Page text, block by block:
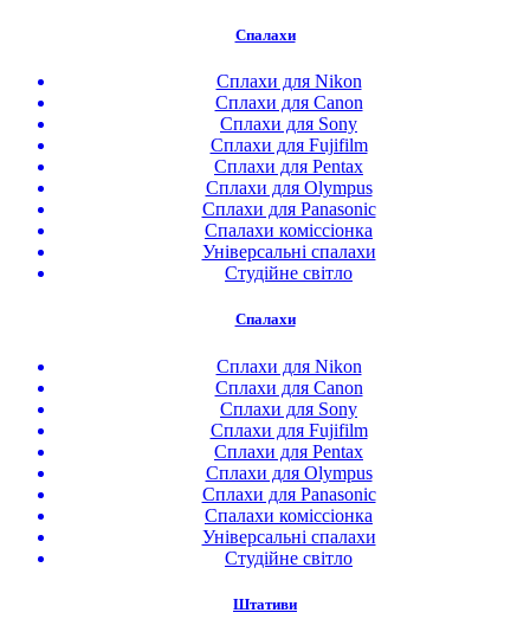
Спалахи
Сплахи для Nikon
Сплахи для Canon
Сплахи для Sony
Сплахи для Fujifilm
Сплахи для Pentax
Сплахи для Olympus
Сплахи для Panasonic
Спалахи коміссіонка
Універсальні спалахи
Студійне світло
Спалахи
Сплахи для Nikon
Сплахи для Canon
Сплахи для Sony
Сплахи для Fujifilm
Сплахи для Pentax
Сплахи для Olympus
Сплахи для Panasonic
Спалахи коміссіонка
Універсальні спалахи
Студійне світло
Штативи